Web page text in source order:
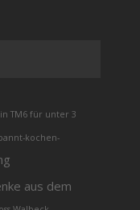
TM6 für unter 3
kochen-
aus dem